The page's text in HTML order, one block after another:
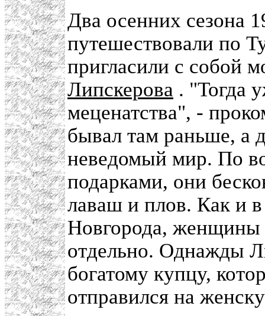
Два осенних сезона
путешествовали по
пригласили с собой
Липскерова . "Тогда
меценатства", -
бывал там раньше, а
неведомый мир. По
подарками, они
лаваш и плов. Как и
Новгорода,
отдельно. Однажды
богатому купцу,
отправился на